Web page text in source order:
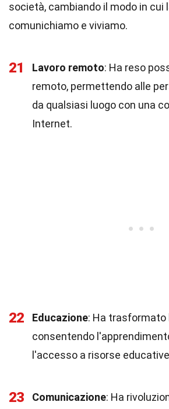
società, cambiando il modo in cui
comunichiamo e viviamo.
21 Lavoro remoto: Ha reso
remoto, permettendo alle
da qualsiasi luogo con una
Internet.
22 Educazione: Ha trasformato
consentendo
l'accesso a risorse
23 Comunicazione: Ha